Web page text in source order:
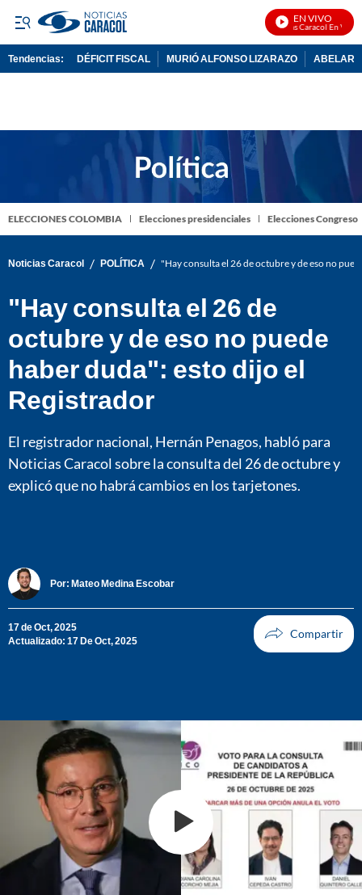
EN VIVO
Noticias Caracol En Vivo
Tendencias: DÉFICIT FISCAL MURIÓ ALFONSO LIZARAZO
ELECCIONES COLOMBIA Elecciones presidenciales Elecciones Congreso
Noticias Caracol / POLÍTICA / "Hay consulta el 26 de octubre y de eso no
"Hay consulta el 26 de
octubre y de eso no puede
haber duda": esto dijo el
Registrador
El registrador nacional, Hernán Penagos, habló para
Noticias Caracol sobre la consulta del 26 de octubre y
explicó que no habrá cambios en los tarjetones.
Por: Mateo Medina Escobar
17 de Oct, 2025
Actualizado: 17 De Oct, 2025